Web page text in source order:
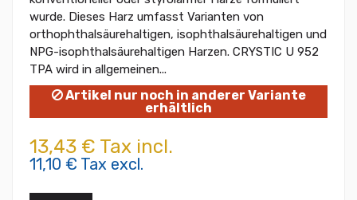
wurde. Dieses Harz umfasst Varianten von
orthophthalsäurehaltigen, isophthalsäurehaltigen und
NPG-isophthalsäurehaltigen Harzen. CRYSTIC U 952
TPA wird in allgemeinen...
Artikel nur noch in anderer Variante
erhältlich
13,43 € Tax incl.
11,10 € Tax excl.